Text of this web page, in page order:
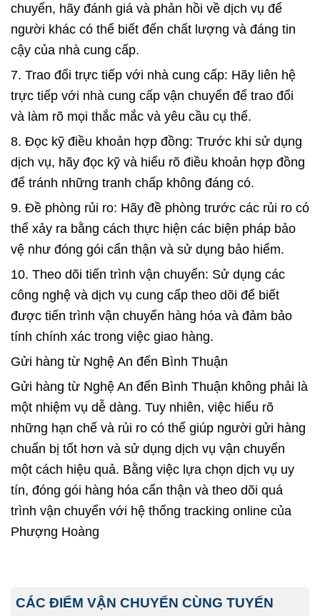
chuyển, hãy đánh giá và phản hồi về dịch vụ để
người khác có thể biết đến chất lượng và đáng tin
cậy của nhà cung cấp.
7. Trao đổi trực tiếp với nhà cung cấp: Hãy liên hệ
trực tiếp với nhà cung cấp vận chuyển để trao đổi
và làm rõ mọi thắc mắc và yêu cầu cụ thể.
8. Đọc kỹ điều khoản hợp đồng: Trước khi sử dụng
dịch vụ, hãy đọc kỹ và hiểu rõ điều khoản hợp đồng
để tránh những tranh chấp không đáng có.
9. Đề phòng rủi ro: Hãy đề phòng trước các rủi ro có
thể xảy ra bằng cách thực hiện các biện pháp bảo
vệ như đóng gói cẩn thận và sử dụng bảo hiểm.
10. Theo dõi tiến trình vận chuyển: Sử dụng các
công nghệ và dịch vụ cung cấp theo dõi để biết
được tiến trình vận chuyển hàng hóa và đảm bảo
tính chính xác trong việc giao hàng.
Gửi hàng từ Nghệ An đến Bình Thuận
Gửi hàng từ Nghệ An đến Bình Thuận không phải là
một nhiệm vụ dễ dàng. Tuy nhiên, việc hiểu rõ
những hạn chế và rủi ro có thể giúp người gửi hàng
chuẩn bị tốt hơn và sử dụng dịch vụ vận chuyển
một cách hiệu quả. Bằng việc lựa chọn dịch vụ uy
tín, đóng gói hàng hóa cẩn thận và theo dõi quá
trình vận chuyển với hệ thống tracking online của
Phượng Hoàng
CÁC ĐIỂM VẬN CHUYỂN CÙNG TUYẾN